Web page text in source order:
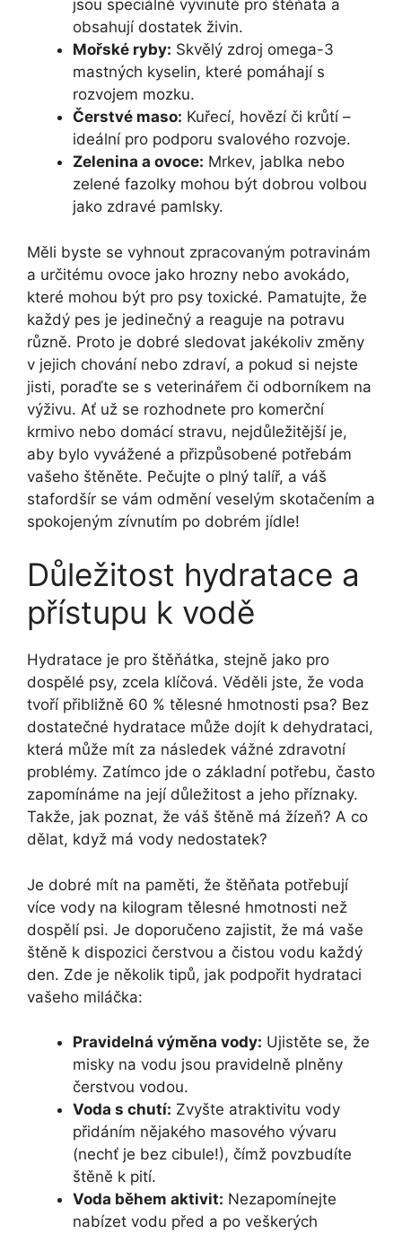
jsou speciálně vyvinuté pro štěňata a
obsahují dostatek živin.
Mořské ryby: Skvělý zdroj omega-3
mastných kyselin, které pomáhají s
rozvojem mozku.
Čerstvé maso: Kuřecí, hovězí či krůtí –
ideální pro podporu svalového rozvoje.
Zelenina a ovoce: Mrkev, jablka nebo
zelené fazolky mohou být dobrou volbou
jako zdravé pamlsky.
Měli byste se vyhnout zpracovaným potravinám
a určitému ovoce jako hrozny nebo avokádo,
které mohou být pro psy toxické. Pamatujte, že
každý pes je jedinečný a reaguje na potravu
různě. Proto je dobré sledovat jakékoliv změny
v jejich chování nebo zdraví, a pokud si nejste
jisti, poraďte se s veterinářem či odborníkem na
výživu. Ať už se rozhodnete pro komerční
krmivo nebo domácí stravu, nejdůležitější je,
aby bylo vyvážené a přizpůsobené potřebám
vašeho štěněte. Pečujte o plný talíř, a váš
stafordšír se vám odmění veselým skotačením a
spokojeným zívnutím po dobrém jídle!
Důležitost hydratace a
přístupu k vodě
Hydratace je pro štěňátka, stejně jako pro
dospělé psy, zcela klíčová. Věděli jste, že voda
tvoří přibližně 60 % tělesné hmotnosti psa? Bez
dostatečné hydratace může dojít k dehydrataci,
která může mít za následek vážné zdravotní
problémy. Zatímco jde o základní potřebu, často
zapomínáme na její důležitost a jeho příznaky.
Takže, jak poznat, že váš štěně má žízeň? A co
dělat, když má vody nedostatek?
Je dobré mít na paměti, že štěňata potřebují
více vody na kilogram tělesné hmotnosti než
dospělí psi. Je doporučeno zajistit, že má vaše
štěně k dispozici čerstvou a čistou vodu každý
den. Zde je několik tipů, jak podpořit hydrataci
vašeho miláčka:
Pravidelná výměna vody: Ujistěte se, že
misky na vodu jsou pravidelně plněny
čerstvou vodou.
Voda s chutí: Zvyšte atraktivitu vody
přidáním nějakého masového vývaru
(nechť je bez cibule!), čímž povzbudíte
štěně k pití.
Voda během aktivit: Nezapomínejte
nabízet vodu před a po veškerých